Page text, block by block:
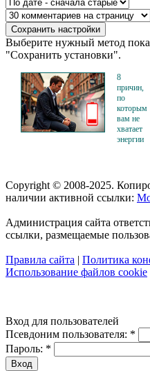
Выберите нужный метод
"Сохранить установки".
8
причин,
по
которым
вам не
хватает
энергии
Copyright © 2008-2025.
наличии активной ссылки:
Администрация сайта
ссылки, размещаемые
Правила сайта | Политика
Использование файлов cookie
Вход для пользователей
Псевдоним пользователя: *
Пароль: *